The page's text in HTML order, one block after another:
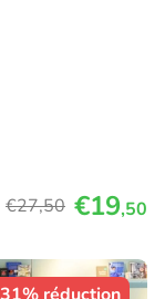
€27,50 €19,50